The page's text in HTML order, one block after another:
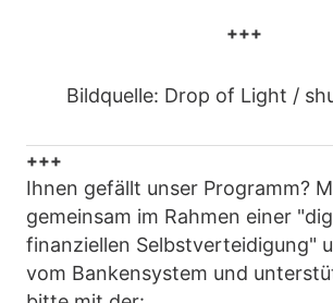
+++
Bildquelle: Drop of Light /
+++
Ihnen gefällt unser Programm?
gemeinsam im Rahmen einer
finanziellen Selbstverteidigung"
vom Bankensystem und